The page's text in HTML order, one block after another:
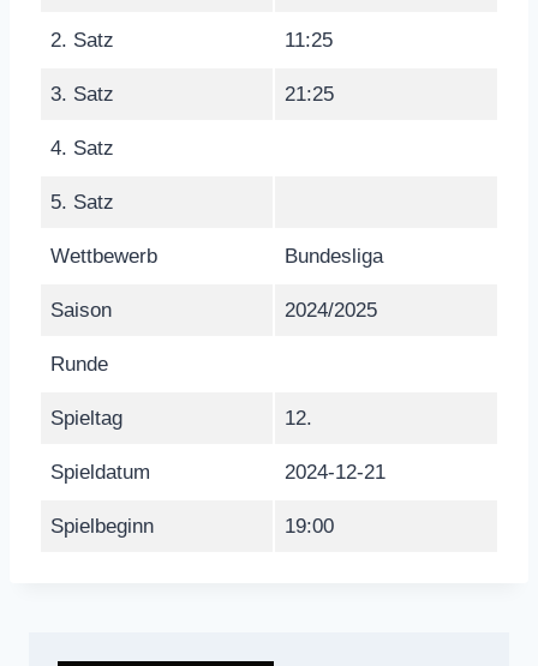
2. Satz 11:25
3. Satz 21:25
4. Satz
5. Satz
Wettbewerb Bundesliga
Saison 2024/2025
Runde
Spieltag 12.
Spieldatum 2024-12-21
Spielbeginn 19:00